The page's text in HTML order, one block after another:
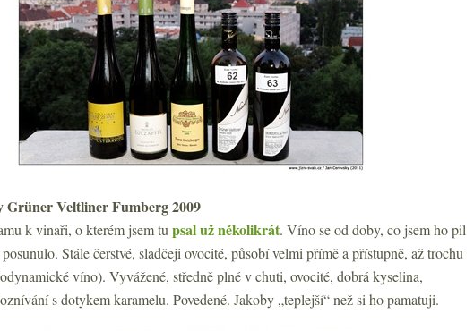
Grüner Veltliner Fumberg 2009
k vinaři, o kterém jsem tu psal už několikrát. Víno se od doby, co jsem ho pil
Stále čerstvé, sladčeji ovocité, působí velmi přímě a přístupně, až trochu
víno). Vyvážené, středně plné v chuti, ovocité, dobrá kyselina,
s dotykem karamelu. Povedené. Jakoby „teplejší“ než si ho pamatuji.